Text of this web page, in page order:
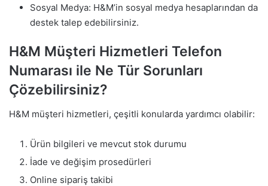
Sosyal Medya: H&M’in sosyal medya hesaplarından da
destek talep edebilirsiniz.
H&M Müşteri Hizmetleri Telefon
Numarası ile Ne Tür Sorunları
Çözebilirsiniz?
H&M müşteri hizmetleri, çeşitli konularda yardımcı olabilir:
Ürün bilgileri ve mevcut stok durumu
İade ve değişim prosedürleri
Online sipariş takibi